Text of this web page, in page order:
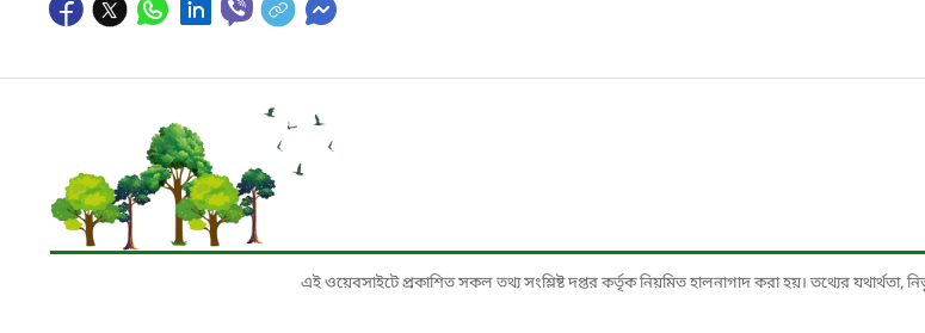
এই ওয়েবসাইটে প্রকাশিত সকল তথ্য সংশ্লিষ্ট দপ্তর কর্তৃক নিয়মিত হালনাগাদ করা হয়। তথ্যের যথার্থতা,